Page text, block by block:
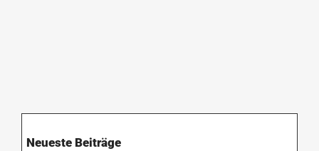
Neueste Beiträge